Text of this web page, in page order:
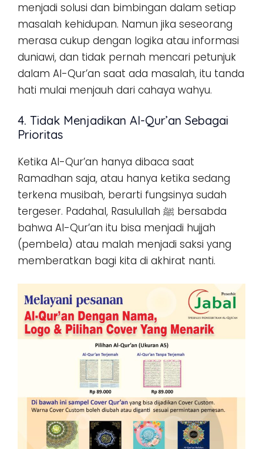
menjadi solusi dan bimbingan dalam setiap
masalah kehidupan. Namun jika seseorang
merasa cukup dengan logika atau informasi
duniawi, dan tidak pernah mencari petunjuk
dalam Al-Qur’an saat ada masalah, itu tanda
hati mulai menjauh dari cahaya wahyu.
4. Tidak Menjadikan Al-Qur’an Sebagai
Prioritas
Ketika Al-Qur’an hanya dibaca saat
Ramadhan saja, atau hanya ketika sedang
terkena musibah, berarti fungsinya sudah
tergeser. Padahal, Rasulullah ﷺ bersabda
bahwa Al-Qur’an itu bisa menjadi hujjah
(pembela) atau malah menjadi saksi yang
memberatkan bagi kita di akhirat nanti.